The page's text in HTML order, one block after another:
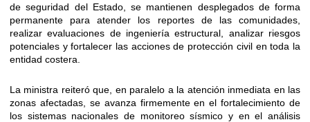
de seguridad del Estado, se mantienen desplegados de forma
permanente para atender los reportes de las comunidades,
realizar evaluaciones de ingeniería estructural, analizar riesgos
potenciales y fortalecer las acciones de protección civil en toda la
entidad costera.
La ministra reiteró que, en paralelo a la atención inmediata en las
zonas afectadas, se avanza firmemente en el fortalecimiento de
los sistemas nacionales de monitoreo sísmico y en el análisis